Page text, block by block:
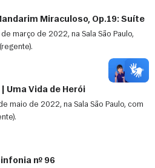
Miraculoso, Op.19: Suíte
março de 2022, na Sala São Paulo,
Uma Vida de Herói
maio de 2022, na Sala São Paulo, com
Haydn | Sinfonia nº 96